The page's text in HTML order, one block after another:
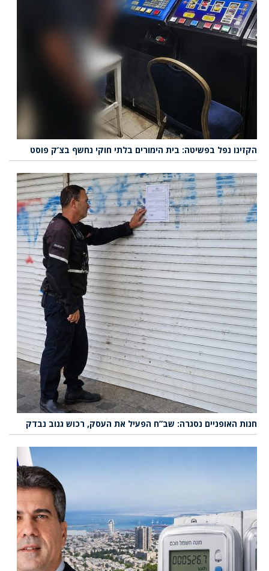
הקזינו נפל בפשיטה: בית הימורים בלתי חוקי נחשף בצ’ק פוסט
חנות האופניים נסגרה: שב”ח הפעיל את העסק, רכוש גנוב נבדק